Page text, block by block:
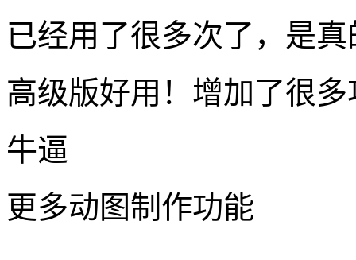
已经用了很多次了，是
高级版好用！增加了很
牛逼
更多动图制作功能